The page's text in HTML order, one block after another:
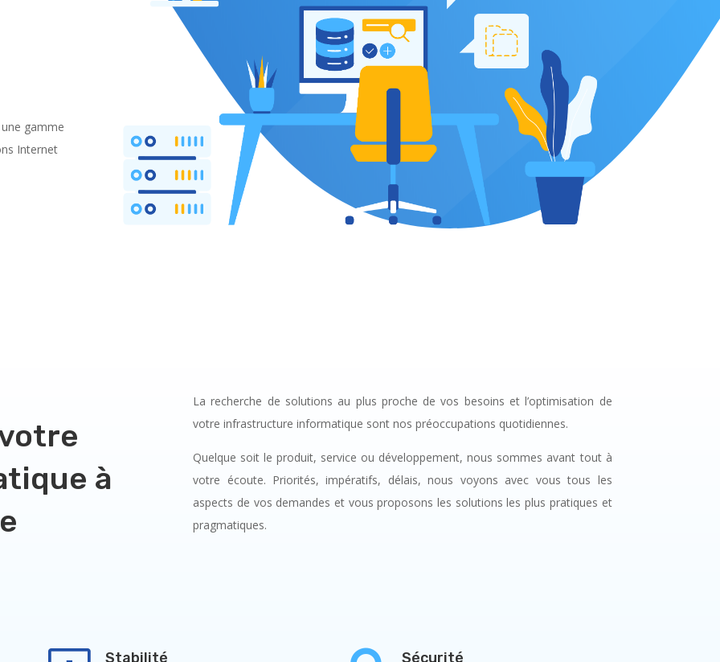
gamme
Internet
à
La recherche de solutions au plus proche de vos besoins et l’optimisation de
votre infrastructure informatique sont nos préoccupations quotidiennes.
Quelque soit le produit, service ou développement, nous sommes avant tout à
votre écoute. Priorités, impératifs, délais, nous voyons avec vous tous les
aspects de vos demandes et vous proposons les solutions les plus pratiques et
pragmatiques.
Stabilité Sécurité